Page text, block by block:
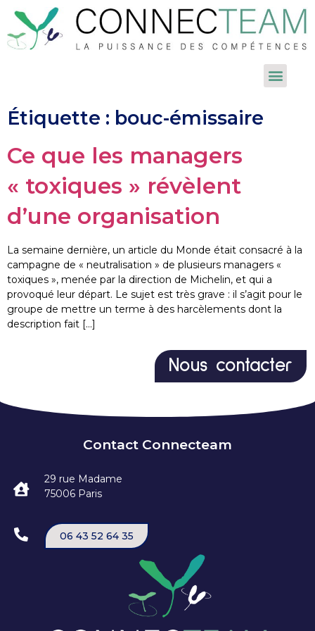
Étiquette : bouc-émissaire
Ce que les managers
« toxiques » révèlent
d’une organisation
La semaine dernière, un article du Monde était consacré à la
campagne de « neutralisation » de plusieurs managers «
toxiques », menée par la direction de Michelin, et qui a
provoqué leur départ. Le sujet est très grave : il s’agit pour le
groupe de mettre un terme à des harcèlements dont la
description fait […]
Nous contacter
Contact Connecteam
29 rue Madame
75006 Paris
06 43 52 64 35